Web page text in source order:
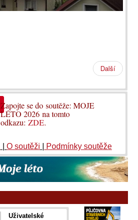
Další
Zapojte se do soutěže: MOJE
LÉTO 2026 na tomto
odkazu:ZDE.
O soutěži Podmínky soutěže
Uživatelské